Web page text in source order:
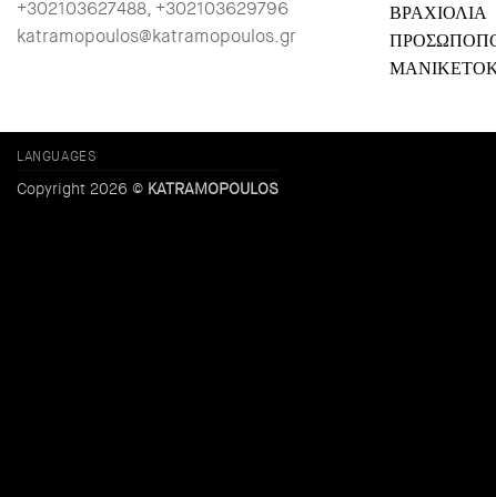
+302103627488, +302103629796
katramopoulos@katramopoulos.gr
ΒΡΑΧΙΟΛΙΑ
LANGUAGES
Copyright 2026 © KATRAMOPOULOS